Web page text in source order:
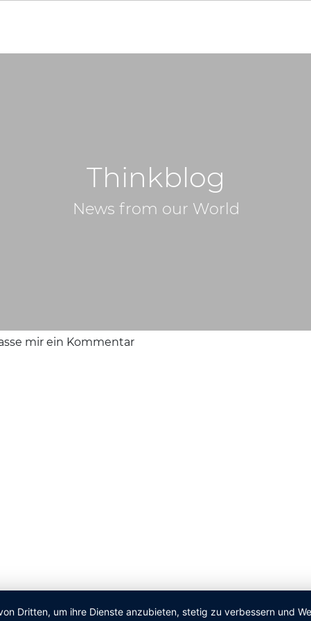
Thinkblog
News from our World
mir ein Kommentar
Dritten, um ihre Dienste anzubieten, stetig zu verbessern und